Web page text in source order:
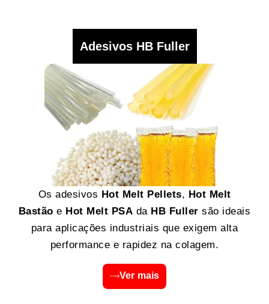
Adesivos HB Fuller
Os adesivos Hot Melt Pellets, Hot Melt
Bastão e Hot Melt PSA da HB Fuller são ideais
para aplicações industriais que exigem alta
performance e rapidez na colagem.
Ver mais